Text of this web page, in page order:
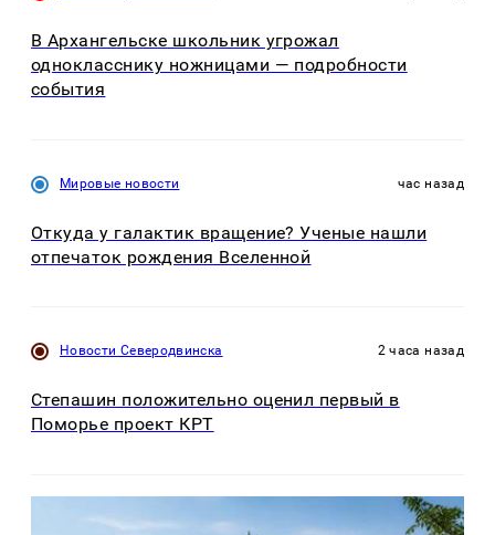
В Архангельске школьник угрожал
однокласснику ножницами — подробности
события
Мировые новости час назад
Откуда у галактик вращение? Ученые нашли
отпечаток рождения Вселенной
Новости Северодвинска 2 часа назад
Степашин положительно оценил первый в
Поморье проект КРТ